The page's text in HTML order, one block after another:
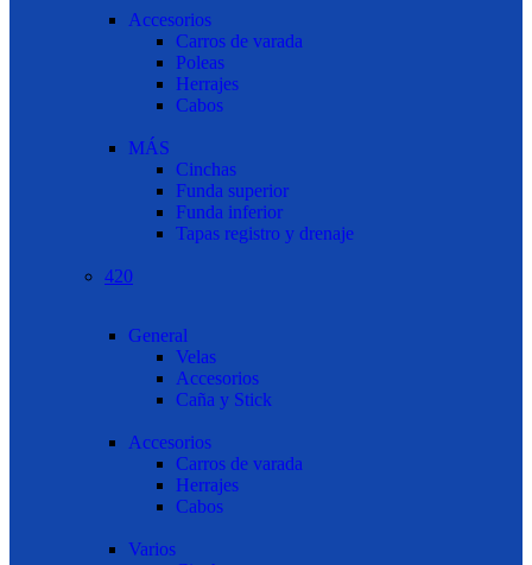
Accesorios
Carros de varada
Poleas
Herrajes
Cabos
MÁS
Cinchas
Funda superior
Funda inferior
Tapas registro y drenaje
420
General
Velas
Accesorios
Caña y Stick
Accesorios
Carros de varada
Herrajes
Cabos
Varios